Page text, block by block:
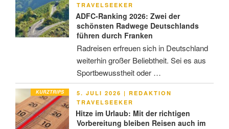
AM
TRAVELSEEKER
ADFC-Ranking 2026: Zwei der
schönsten Radwege Deutschlands
führen durch Franken
Radreisen erfreuen sich in Deutschland
weiterhin großer Beliebtheit. Sei es aus
Sportbewusstheit oder …
KURZTRIPS
VERÖFFENTLICHT
AM
5. JULI 2026 | REDAKTION
TRAVELSEEKER
Hitze im Urlaub: Mit der richtigen
Vorbereitung bleiben Reisen auch im